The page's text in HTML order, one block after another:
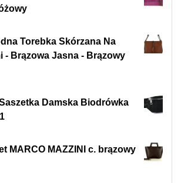
Torebka Skórzana Na
- Brązowa Jasna - Brązowy
Damska Biodrówka
MARCO MAZZINI c. brązowy